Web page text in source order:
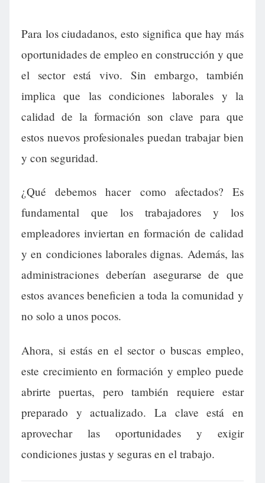
Para los ciudadanos, esto significa que hay más
oportunidades de empleo en construcción y que
el sector está vivo. Sin embargo, también
implica que las condiciones laborales y la
calidad de la formación son clave para que
estos nuevos profesionales puedan trabajar bien
y con seguridad.
¿Qué debemos hacer como afectados? Es
fundamental que los trabajadores y los
empleadores inviertan en formación de calidad
y en condiciones laborales dignas. Además, las
administraciones deberían asegurarse de que
estos avances beneficien a toda la comunidad y
no solo a unos pocos.
Ahora, si estás en el sector o buscas empleo,
este crecimiento en formación y empleo puede
abrirte puertas, pero también requiere estar
preparado y actualizado. La clave está en
aprovechar las oportunidades y exigir
condiciones justas y seguras en el trabajo.